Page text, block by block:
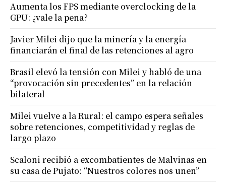
Aumenta los FPS mediante overclocking de la
GPU: ¿vale la pena?
Javier Milei dijo que la minería y la energía
financiarán el final de las retenciones al agro
Brasil elevó la tensión con Milei y habló de una
“provocación sin precedentes” en la relación
bilateral
Milei vuelve a la Rural: el campo espera señales
sobre retenciones, competitividad y reglas de
largo plazo
Scaloni recibió a excombatientes de Malvinas en
su casa de Pujato: “Nuestros colores nos unen”